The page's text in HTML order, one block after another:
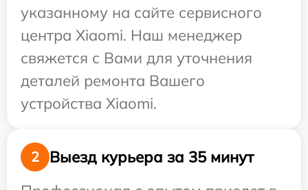
указанному на сайте сервисного
центра Xiaomi. Наш менеджер
свяжется с Вами для уточнения
деталей ремонта Вашего
устройства Xiaomi.
2
Выезд курьера за 35 минут